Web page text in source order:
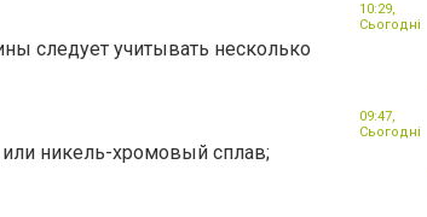
следует учитывать несколько
никель-хромовый сплав;
10:29,
Сьогодні
09:47,
Сьогодні